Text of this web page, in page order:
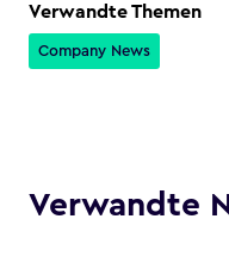
Verwandte Themen
Company News
Verwandte